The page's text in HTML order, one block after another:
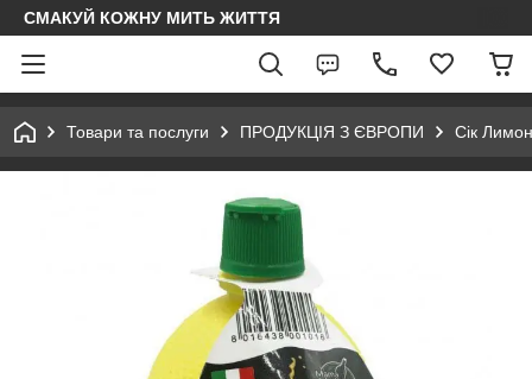
СМАКУЙ КОЖНУ МИТЬ ЖИТТЯ
Товари та послуги ПРОДУКЦІЯ З ЄВРОПИ Сік